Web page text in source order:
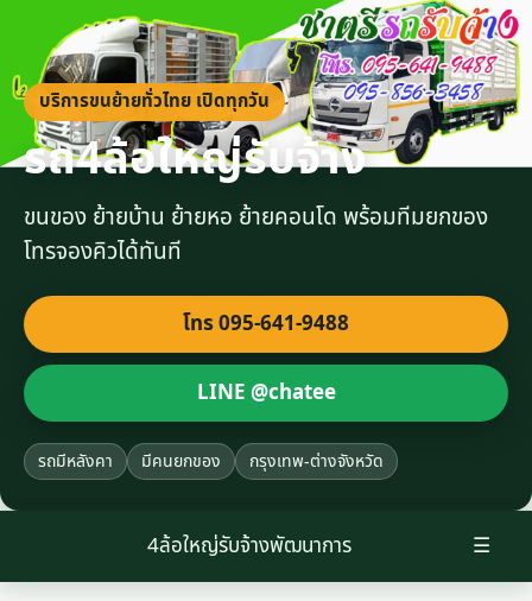
บริการขนย้ายทั่วไทย เปิดทุกวัน
รถ4ล้อใหญ่รับจ้าง
ขนของ ย้ายบ้าน ย้ายหอ ย้ายคอนโด พร้อมทีมยกของ
โทรจองคิวได้ทันที
โทร 095-641-9488
LINE @chatee
รถมีหลังคา มีคนยกของ กรุงเทพ-ต่างจังหวัด
☰
4ล้อใหญ่รับจ้างพัฒนาการ